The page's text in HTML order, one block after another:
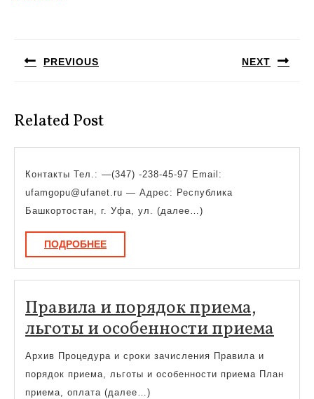
записям
PREVIOUS NEXT
Related Post
Контакты Тел.: —(347) -238-45-97 Email:
ufamgopu@ufanet.ru — Адрес: Республика
Башкортостан, г. Уфа, ул. (далее…)
ПОДРОБНЕЕПОДРОБНЕЕ
Правила и порядок приема,
льготы и особенности приема
Архив Процедура и сроки зачисления Правила и
порядок приема, льготы и особенности приема План
приема, оплата (далее…)